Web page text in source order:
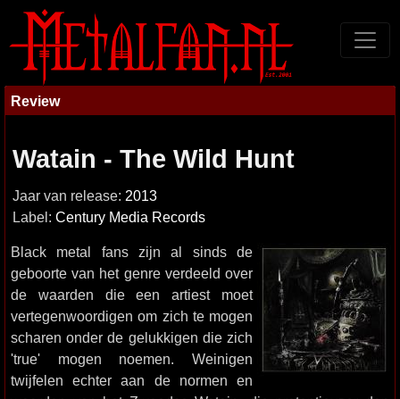
Review
Watain - The Wild Hunt
Jaar van release: 2013
Label: Century Media Records
Black metal fans zijn al sinds de
geboorte van het genre verdeeld over
de waarden die een artiest moet
vertegenwoordigen om zich te mogen
scharen onder de gelukkigen die zich
'true' mogen noemen. Weinigen
twijfelen echter aan de normen en